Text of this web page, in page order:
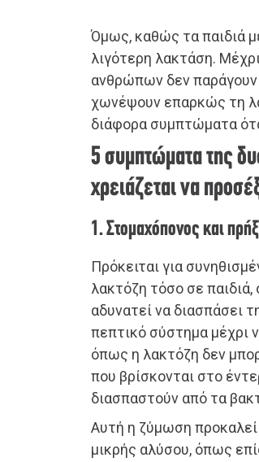
Όμως, καθώς τα παιδιά
λιγότερη λακτάση.
ανθρώπων δεν
χωνέψουν επαρκώς τη
διάφορα συμπτώματα
5 συμπτώματα της
χρειάζεται να
1. Στομαχόπονος και
Πρόκειται για
λακτόζη τόσο σε
αδυνατεί να διασπάσει
πεπτικό σύστημα μέχρι
όπως η λακτόζη δεν
που βρίσκονται στο
διασπαστούν από τα
Αυτή η ζύμωση
μικρής αλύσου, όπως